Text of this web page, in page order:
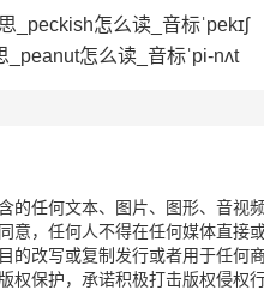
_peckish怎么读_音标ˈpekɪʃ
_peanut怎么读_音标ˈpi-nʌt
的任何文本、图片、图形、音视
意，任何人不得在任何媒体直接
的改写或复制发行或者用于任何商
权保护，承诺积极打击版权侵权行